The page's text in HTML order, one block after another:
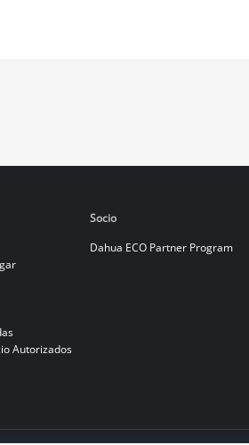
Autorizados
Socio
Dahua ECO Partner Program